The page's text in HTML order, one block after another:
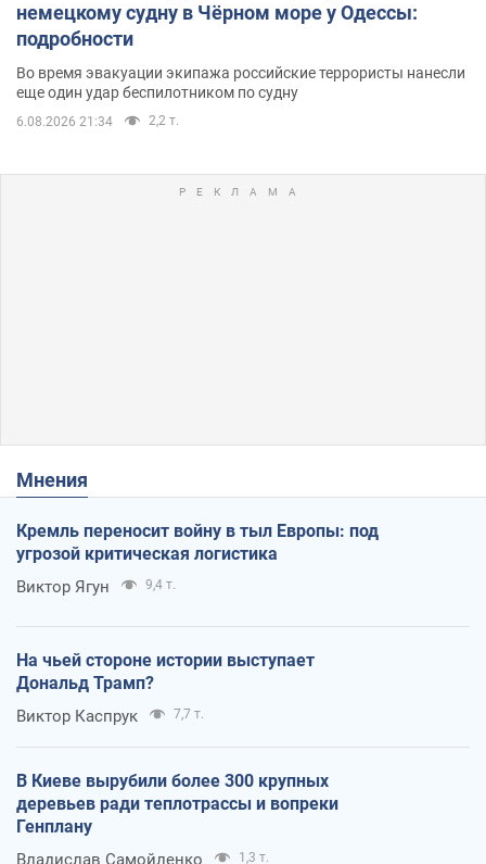
немецкому судну в Чёрном море у Одессы:
подробности
Во время эвакуации экипажа российские террористы нанесли
еще один удар беспилотником по судну
6.08.2026 21:34 2,2 т.
Мнения
Кремль переносит войну в тыл Европы: под
угрозой критическая логистика
Виктор Ягун 9,4 т.
На чьей стороне истории выступает
Дональд Трамп?
Виктор Каспрук 7,7 т.
В Киеве вырубили более 300 крупных
деревьев ради теплотрассы и вопреки
Генплану
Владислав Самойленко 1,3 т.